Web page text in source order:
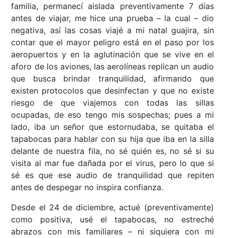
familia, permanecí aislada preventivamente 7 días
antes de viajar, me hice una prueba – la cual – dio
negativa, así las cosas viajé a mi natal guajira, sin
contar que el mayor peligro está en el paso por los
aeropuertos y en la aglutinación que se vive en el
aforo de los aviones, las aerolíneas replican un audio
que busca brindar tranquilidad, afirmando que
existen protocolos que desinfectan y que no existe
riesgo de que viajemos con todas las sillas
ocupadas, de eso tengo mis sospechas; pues a mi
lado, iba un señor que estornudaba, se quitaba el
tapabocas para hablar con su hija que iba en la silla
delante de nuestra fila, no sé quién es, no sé si su
visita al mar fue dañada por el virus, pero lo que si
sé es que ese audio de tranquilidad que repiten
antes de despegar no inspira confianza.
Desde el 24 de diciembre, actué (preventivamente)
como positiva, usé el tapabocas, no estreché
abrazos con mis familiares – ni siquiera con mi